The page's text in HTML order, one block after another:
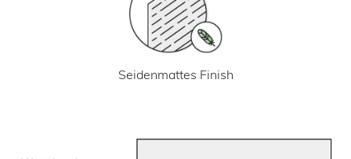
Seidenmattes Finish